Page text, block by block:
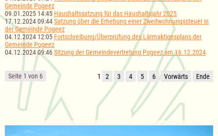
Gemeinde Pogeez
09.01.2025 14:45 Haushaltssatzung für das Haushaltsjahr 2025
17.12.2024 09:44Satzung über die Erhebung einer Zweitwohnungssteuer in
der Gemeinde Pogeez
04.12.2024 12:05 Fortschreibung/Überprüfung des Lärmaktionsplans der
Gemeinde Pogeez
04.12.2024 09:46Sitzung der Gemeindevertretung Pogeez am 16.12.2024
Seite 1 von 6 1 2 3 4 5 6 Vorwärts Ende